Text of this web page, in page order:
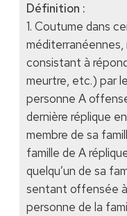
Définition :
1. Coutume dans
consistant à
meurtre, etc.) par le
personne A
dernière réplique
membre de sa
famille de A
quelqu’un de sa
sentant offensée
personne de la